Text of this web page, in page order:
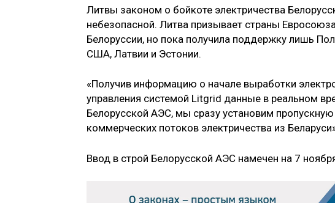
Литвы законом о бойкоте электричества
небезопасной. Литва призывает страны
Белоруссии, но пока получила поддержку лишь
США, Латвии и Эстонии.
«Получив информацию о начале выработки
управления системой Litgrid данные в реальном
Белорусской АЭС, мы сразу установим
коммерческих потоков электричества из
Ввод в строй Белорусской АЭС намечен на 7